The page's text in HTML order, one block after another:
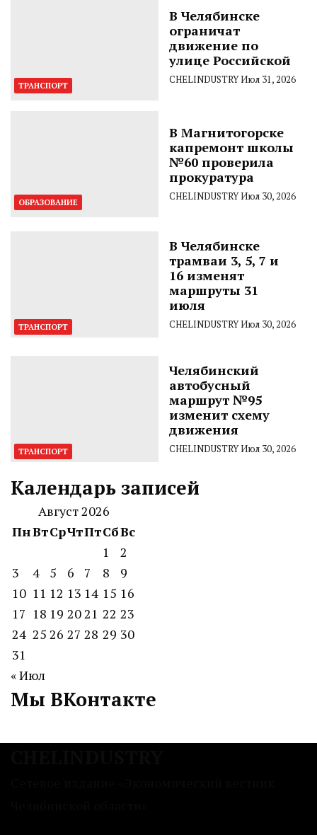
ТРАНСПОРТ
В Челябинске
ограничат
движение по
улице Российской
CHELINDUSTRYИюл 31, 2026
ОБРАЗОВАНИЕ
В Магнитогорске
капремонт школы
№60 проверила
прокуратура
CHELINDUSTRYИюл 30, 2026
ТРАНСПОРТ
В Челябинске
трамваи 3, 5, 7 и
16 изменят
маршруты 31
июля
CHELINDUSTRYИюл 30, 2026
ТРАНСПОРТ
Челябинский
автобусный
маршрут №95
изменит схему
движения
CHELINDUSTRYИюл 30, 2026
Календарь записей
Август 2026
ПнВтСрЧтПтСбВс
1
2
3
4 5 6 7 8
9
10 11 12 13 14 15 16
17 18 19 2021 22 23
24 25 26 27 28 29 30
31
« Июл
Мы ВКонтакте